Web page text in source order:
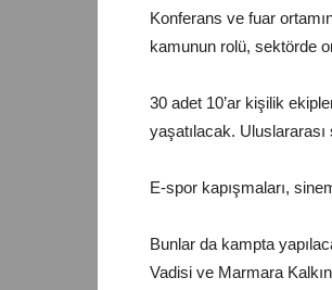
Konferans ve fuar
kamunun rolü, sektörde
30 adet 10’ar kişilik
yaşatılacak.
E-spor kapışmaları,
Bunlar da kampta
Vadisi ve Marmara